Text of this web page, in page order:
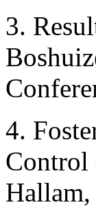
3.
4.
Control